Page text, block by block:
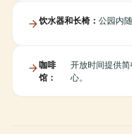
饮水器和长椅： 公园内
咖啡
馆：
开放时间提供
心。